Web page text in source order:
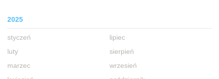
2025
styczeń
luty
marzec
lipiec
sierpień
wrzesień